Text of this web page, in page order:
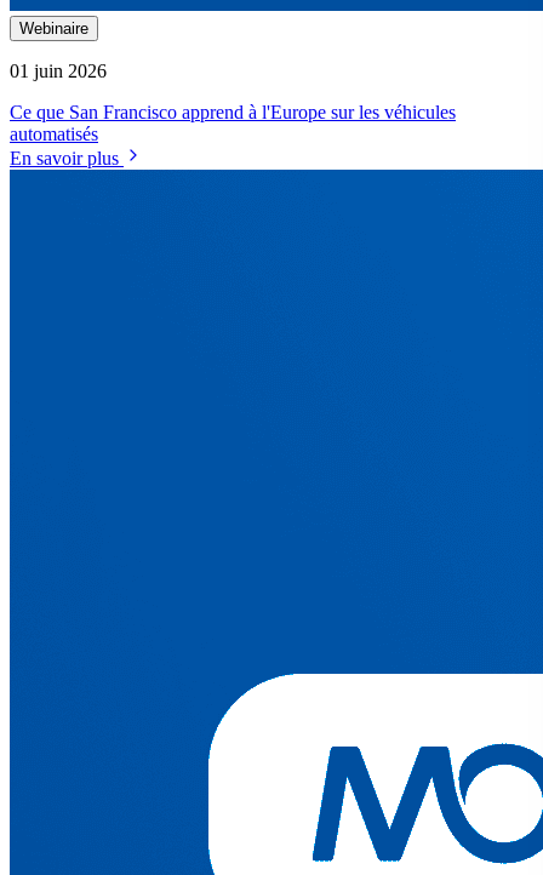
Webinaire
01 juin 2026
Ce que San Francisco apprend à l'Europe sur les véhicules
automatisés
En savoir plus